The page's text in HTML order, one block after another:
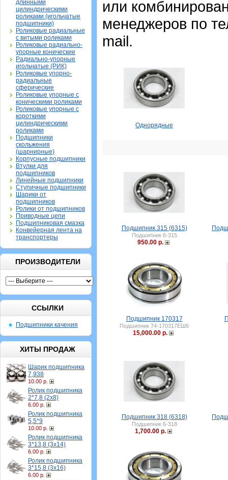
длинными
цилиндрическими
роликами (игольчатые
подшипники)
Роликовые радиальные
с витыми роликами
Роликовые радиально-
упорные конические
Радиально-упорные
игольчатые (РИК)
Роликовые упорно-
радиальные
сферические
Роликовые упорные с
коническими роликами
Роликовые упорные с
короткими
цилиндрическими
роликами
Подшипники
скольжения
(шарнирные)
Корпусные подшипники
Втулки для
подшипников
Линейные подшипники
Ступичные подшипники
Шарики от
подшипников
Ролики от подшипников
Приводные цепи
Подшипниковая смазка
Конвейерная лента на
транспортеры
ПРОИЗВОДИТЕЛИ
ССЫЛКИ
Подшипники качения
ХИТЫ ПРОДАЖ
Шарик подшипника
7,938
10.00 р.
Ролик подшипника
2*7,8 (2х8)
6.00 р.
Ролик подшипника
5,5*9
10.00 р.
Ролик подшипника
3*13,8 (3х14)
6.00 р.
Ролик подшипника
3*15,8 (3х16)
6.00 р.
или
менеджеров по
mail.
Однорядные
Подшипник 315 (6315)
Подшипник 6-315
950.00 р.
Подшипник 170317
Подшипник 74-170317ЕШ6
15,000.00 р.
Подшипник 318 (6318)
Подшипник 6-318
1,700.00 р.